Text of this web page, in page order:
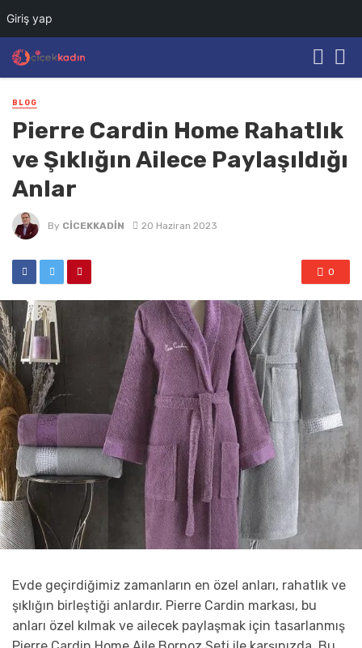
Giriş yap
BLOG
Pierre Cardin Home Rahatlık
ve Şıklığın Ailece Paylaşıldığı
Anlar
By CICEKKADIN 20 Haziran 2023
0
Evde geçirdiğimiz zamanların en özel anları, rahatlık ve
şıklığın birleştiği anlardır. Pierre Cardin markası, bu
anları özel kılmak ve ailecek paylaşmak için tasarlanmış